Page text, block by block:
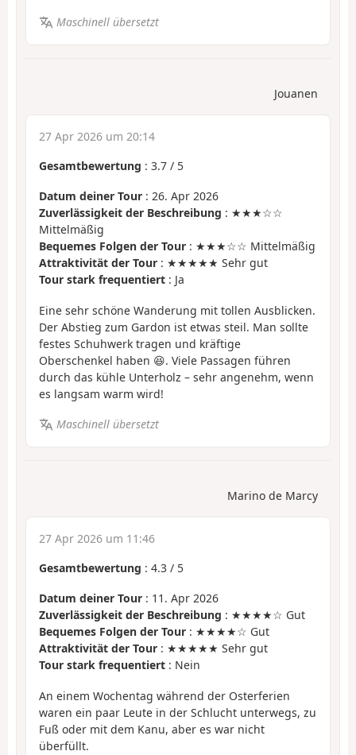
Maschinell übersetzt
Jouanen
27 Apr 2026 um 20:14
Gesamtbewertung : 3.7 / 5
Datum deiner Tour : 26. Apr 2026
Zuverlässigkeit der Beschreibung : ★★★☆☆
Mittelmäßig
Bequemes Folgen der Tour : ★★★☆☆ Mittelmäßig
Attraktivität der Tour : ★★★★★ Sehr gut
Tour stark frequentiert : Ja
Eine sehr schöne Wanderung mit tollen Ausblicken.
Der Abstieg zum Gardon ist etwas steil. Man sollte
festes Schuhwerk tragen und kräftige
Oberschenkel haben 😆. Viele Passagen führen
durch das kühle Unterholz – sehr angenehm, wenn
es langsam warm wird!
Maschinell übersetzt
Marino de Marcy
27 Apr 2026 um 11:46
Gesamtbewertung : 4.3 / 5
Datum deiner Tour : 11. Apr 2026
Zuverlässigkeit der Beschreibung : ★★★★☆ Gut
Bequemes Folgen der Tour : ★★★★☆ Gut
Attraktivität der Tour : ★★★★★ Sehr gut
Tour stark frequentiert : Nein
An einem Wochentag während der Osterferien
waren ein paar Leute in der Schlucht unterwegs, zu
Fuß oder mit dem Kanu, aber es war nicht
überfüllt.